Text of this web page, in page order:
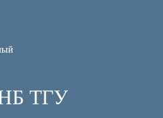
НБ ТГУ